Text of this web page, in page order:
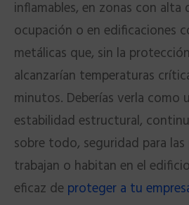
inflamables, en zonas con alta
ocupación o en edificaciones
metálicas que, sin la
alcanzarían temperaturas
minutos. Deberías verla como
estabilidad estructural,
sobre todo, seguridad para las
trabajan o habitan en el
eficaz de proteger a tu